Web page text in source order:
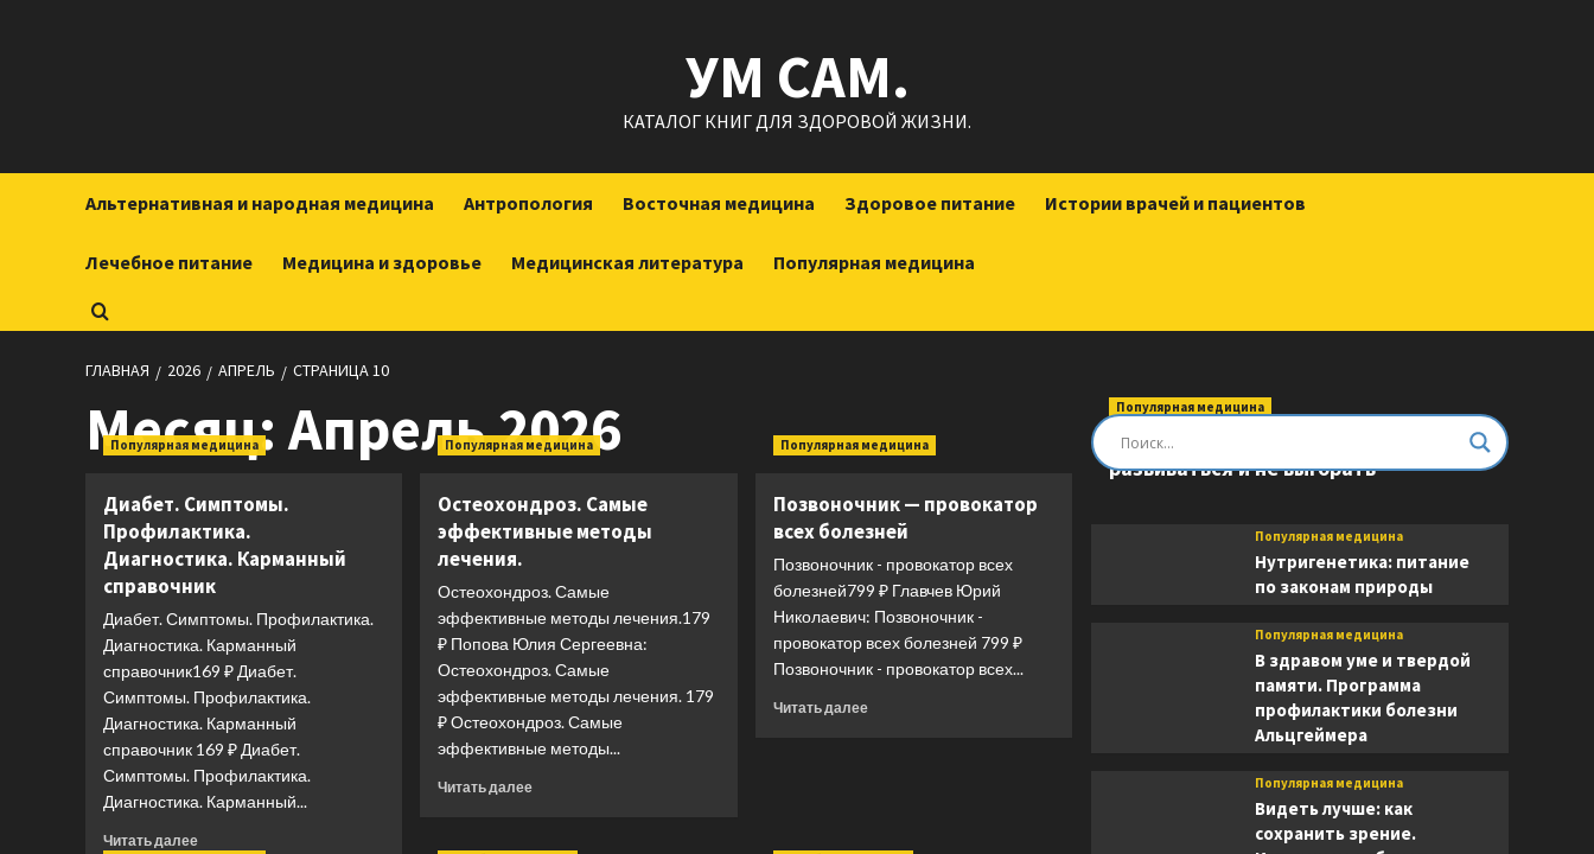
УМ САМ.
КАТАЛОГ КНИГ ДЛЯ ЗДОРОВОЙ ЖИЗНИ.
Альтернативная и народная медицина Антропология Восточная медицина Здоровое питание Истории врачей и пациентов
Лечебное питание Медицина и здоровье Медицинская литература Популярная медицина
ГЛАВНАЯ 2026 АПРЕЛЬ СТРАНИЦА 10
Месяц:Апрель 2026
Популярная медицина
Диабет. Симптомы.
Профилактика.
Диагностика. Карманный
справочник
Диабет. Симптомы. Профилактика.
Диагностика. Карманный
справочник169 ₽ Диабет.
Симптомы. Профилактика.
Диагностика. Карманный
справочник 169 ₽ Диабет.
Симптомы. Профилактика.
Диагностика. Карманный...
Читать далееПрочитать
Популярная медицина
Остеохондроз. Самые
эффективные методы
лечения.
Остеохондроз. Самые
эффективные методы лечения.179
₽ Попова Юлия Сергеевна:
Остеохондроз. Самые
эффективные методы лечения. 179
₽ Остеохондроз. Самые
эффективные методы...
Читать далееПрочитать
Популярная медицина
Позвоночник — провокатор
всех болезней
Позвоночник - провокатор всех
болезней799 ₽ Главчев Юрий
Николаевич: Позвоночник -
провокатор всех болезней 799 ₽
Позвоночник - провокатор всех...
Читать далееПрочитать
Популярная медицина
Быть врачом. Как помогать,
развиваться и не выгорать
Популярная медицина
Нутригенетика: питание
по законам природы
Популярная медицина
В здравом уме и твердой
памяти. Программа
профилактики болезни
Альцгеймера
Популярная медицина
Видеть лучше: как
сохранить зрение.